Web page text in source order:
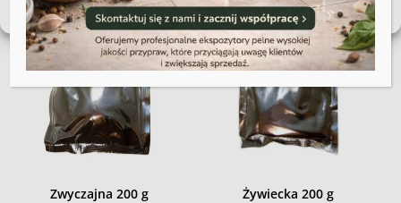
Polityka plików cookiesRegulamin sklepu
Zwyczajna 200 g Żywiecka 200 g